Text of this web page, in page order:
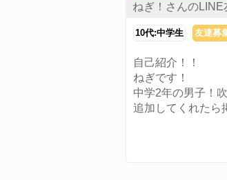
ねぎ！さんのLINE
10代:中学生 友達募
自己紹介！！
ねぎです！
中学2年の男子！
追加してくれたら